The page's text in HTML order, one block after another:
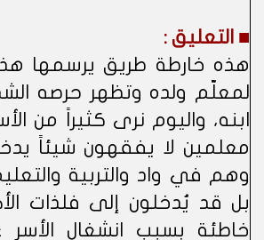
■ التعليق :
هذه خارطة طريق يرسمها هذا
لمعلّم ولده وتظهر حرصه
ابنه، واليوم نرى كثيراً من
معلمين لا يفقهون شيئاً
وهم في واد والتربية
بل قد يُدخلون إلى فلذات
خاطئة بسبب انشغال